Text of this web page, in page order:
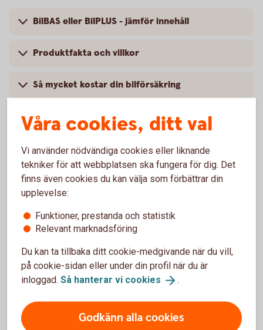
BilBAS eller BilPLUS - jämför innehåll
Produktfakta och villkor
Så mycket kostar din bilförsäkring
Vanliga frågor om att försäkra
Mercedes
försäkringarna?
När slutar den tidigare ägarens försäkring att
gälla?
Våra cookies, ditt val
Vi använder nödvändiga cookies eller liknande
tekniker för att webbplatsen ska fungera för dig. Det
finns även cookies du kan välja som förbättrar din
upplevelse:
Funktioner, prestanda och statistik
Relevant marknadsföring
Du kan ta tillbaka ditt cookie-medgivande när du vill,
på cookie-sidan eller under din profil när du är
inloggad. Så hanterar vi cookies .
Godkänn alla cookies